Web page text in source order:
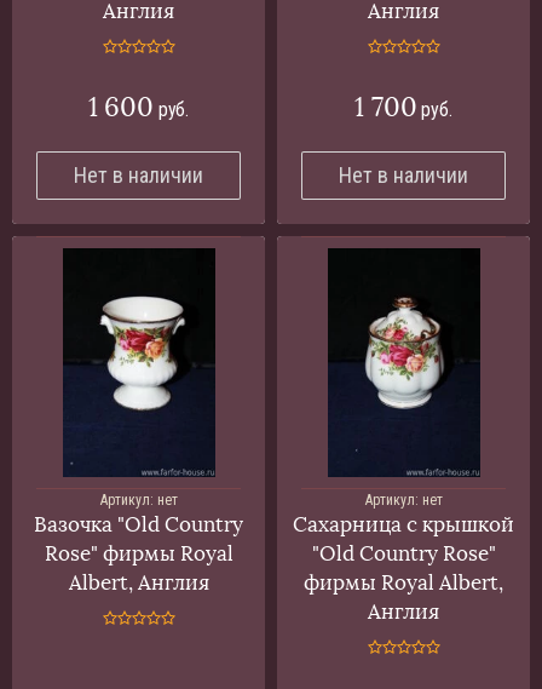
Англия
1 600 руб.
Нет в наличии
Англия
1 700 руб.
Нет в наличии
Артикул: нет
Вазочка "Old Country
Rose" фирмы Royal
Albert, Англия
Артикул: нет
Сахарница с крышкой
"Old Country Rose"
фирмы Royal Albert,
Англия